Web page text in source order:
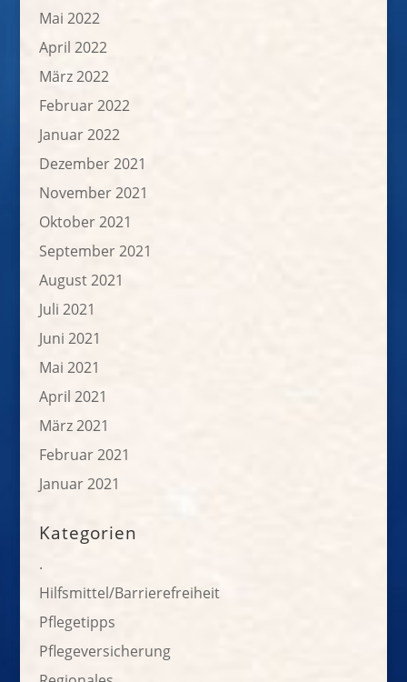
Mai 2022
April 2022
März 2022
Februar 2022
Januar 2022
Dezember 2021
November 2021
Oktober 2021
September 2021
August 2021
Juli 2021
Juni 2021
Mai 2021
April 2021
März 2021
Februar 2021
Januar 2021
Kategorien
.
Hilfsmittel/Barrierefreiheit
Pflegetipps
Pflegeversicherung